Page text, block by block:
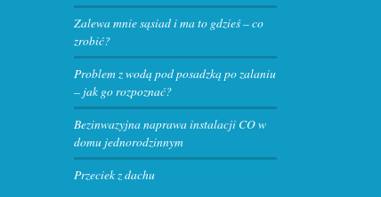
Zalewa mnie sąsiad i ma to gdzieś – co
zrobić?
Problem z wodą pod posadzką po zalaniu
– jak go rozpoznać?
Bezinwazyjna naprawa instalacji CO w
domu jednorodzinnym
Przeciek z dachu